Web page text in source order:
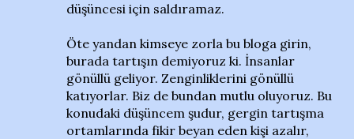
düşüncesi için saldıramaz.
Öte yandan kimseye zorla bu bloga girin,
burada tartışın demiyoruz ki. İnsanlar
gönüllü geliyor. Zenginliklerini gönüllü
katıyorlar. Biz de bundan mutlu oluyoruz. Bu
konudaki düşüncem şudur, gergin tartışma
ortamlarında fikir beyan eden kişi azalır,